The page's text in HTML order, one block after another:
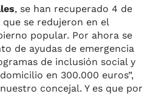
, se han recuperado 4 de
se redujeron en el
popular. Por ahora se
de ayudas de emergencia
de inclusión social y
en 300.000 euros”,
concejal. Y es que por